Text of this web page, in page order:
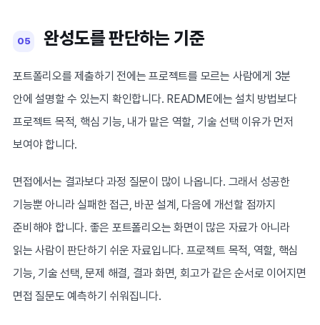
05 완성도를 판단하는 기준
포트폴리오를 제출하기 전에는 프로젝트를 모르는 사람에게 3분
안에 설명할 수 있는지 확인합니다. README에는 설치 방법보다
프로젝트 목적, 핵심 기능, 내가 맡은 역할, 기술 선택 이유가 먼저
보여야 합니다.
면접에서는 결과보다 과정 질문이 많이 나옵니다. 그래서 성공한
기능뿐 아니라 실패한 접근, 바꾼 설계, 다음에 개선할 점까지
준비해야 합니다. 좋은 포트폴리오는 화면이 많은 자료가 아니라
읽는 사람이 판단하기 쉬운 자료입니다. 프로젝트 목적, 역할, 핵심
기능, 기술 선택, 문제 해결, 결과 화면, 회고가 같은 순서로 이어지면
면접 질문도 예측하기 쉬워집니다.